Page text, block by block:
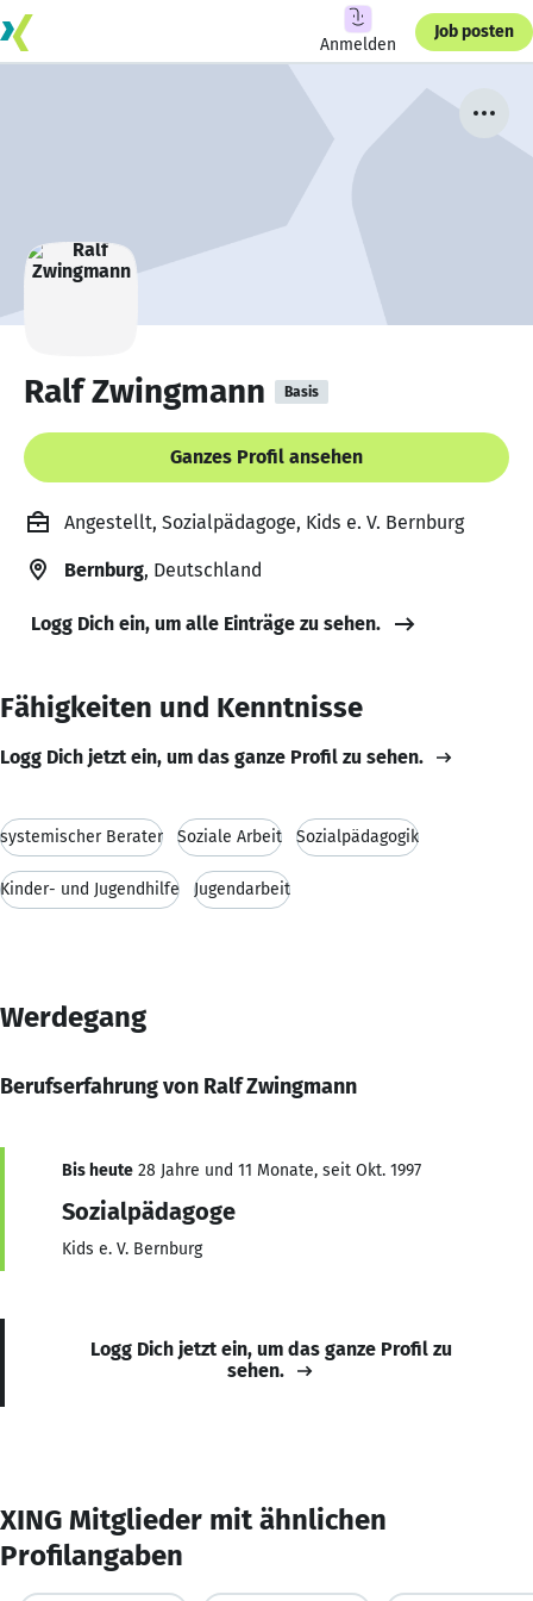
Anmelden
Job posten
Ralf Zwingmann Basis
Ganzes Profil ansehen
Angestellt, Sozialpädagoge, Kids e. V. Bernburg
Bernburg, Deutschland
Logg Dich ein, um alle Einträge zu sehen.
Fähigkeiten und Kenntnisse
Logg Dich jetzt ein, um das ganze Profil zu sehen.
systemischer Berater Soziale Arbeit Sozialpädagogik
Kinder- und Jugendhilfe Jugendarbeit
Werdegang
Berufserfahrung von Ralf Zwingmann
Bis heute 28 Jahre und 11 Monate, seit Okt. 1997
Sozialpädagoge
Kids e. V. Bernburg
Logg Dich jetzt ein, um das ganze Profil zu
sehen.
XING Mitglieder mit ähnlichen
Profilangaben